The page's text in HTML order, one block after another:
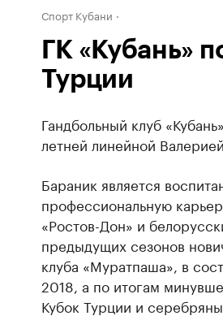
Спорт Кубани
ГК «Кубань»
Турции
Гандбольный клуб
летней линейной
Бараник является
профессиональную
«Ростов-Дон» и
предыдущих сезонов
клуба «Муратпаша», в
2018, а по итогам
Кубок Турции и